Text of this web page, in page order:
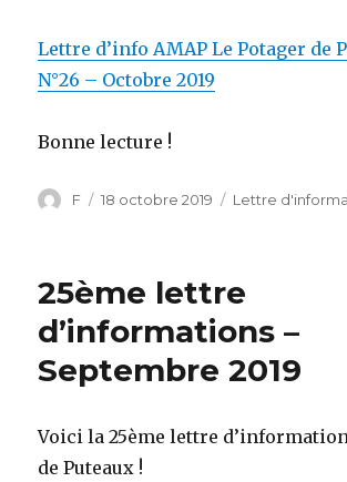
Lettre d’info AMAP Le Potager de
N°26 – Octobre 2019
Bonne lecture !
Auteur
F
Publié
18 octobre 2019 Catégories
Lettre
25ème lettre
d’informations –
Septembre 2019
Voici la 25èmelettre
de Puteaux !